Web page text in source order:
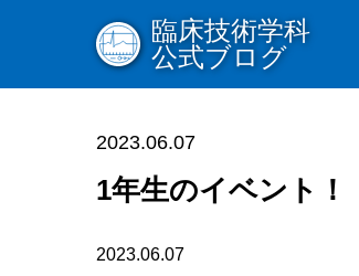
臨床技術学科
公式ブログ
2023.06.07
1年生のイベント！
2023.06.07